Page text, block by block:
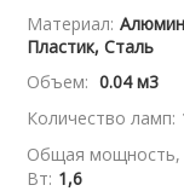
Материал:
Пластик, Сталь
Объем: 0.04 м3
Количество ламп:
Общая мощность,
Вт: 1,6